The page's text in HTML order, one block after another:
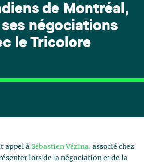
de Montréal,
négociations
le Tricolore
appel à Sébastien Vézina, associé chez
lors de la négociation et de la